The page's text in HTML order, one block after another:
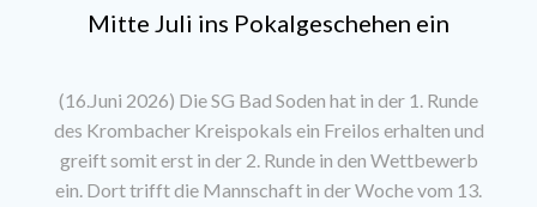
Mitte Juli ins Pokalgeschehen ein
(16.Juni 2026) Die SG Bad Soden hat in der 1. Runde
des Krombacher Kreispokals ein Freilos erhalten und
greift somit erst in der 2. Runde in den Wettbewerb
ein. Dort trifft die Mannschaft in der Woche vom 13.